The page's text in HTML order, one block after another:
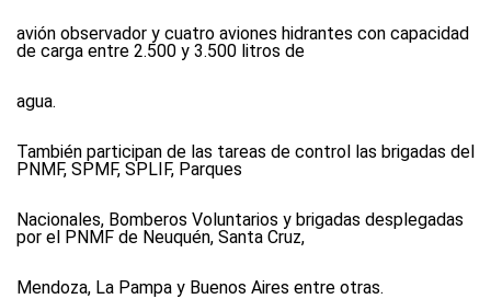
avión observador y cuatro aviones hidrantes con capacidad
de carga entre 2.500 y 3.500 litros de
agua.
También participan de las tareas de control las brigadas del
PNMF, SPMF, SPLIF, Parques
Nacionales, Bomberos Voluntarios y brigadas desplegadas
por el PNMF de Neuquén, Santa Cruz,
Mendoza, La Pampa y Buenos Aires entre otras.